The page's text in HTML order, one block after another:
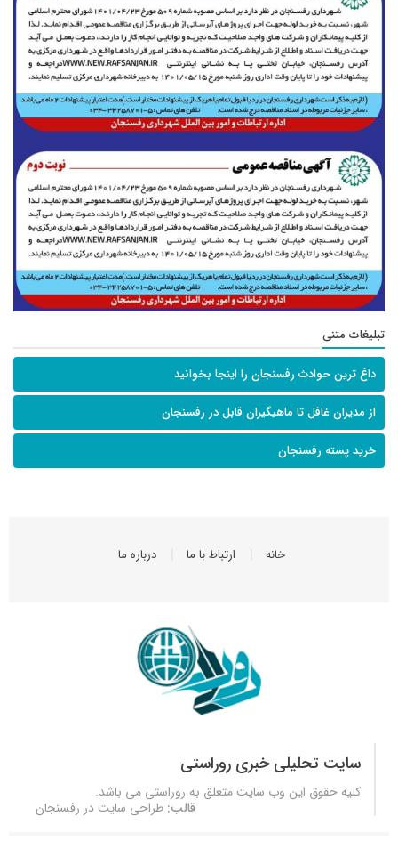
تبلیغات متنی
داغ ترین حوادث رفسنجان را اینجا بخوانید
از مدیران غافل تا ماهیگیران قابل در رفسنجان
خرید پسته رفسنجان
خانه ارتباط با ما درباره ما
سایت تحلیلی خبری روراستی
کلیه حقوق این وب سایت متعلق به روراستی می باشد.
قالب: طراحی سایت در رفسنجان